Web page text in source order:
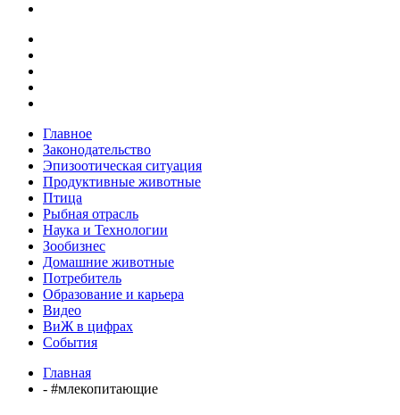
Главное
Законодательство
Эпизоотическая ситуация
Продуктивные животные
Птица
Рыбная отрасль
Наука и Технологии
Зообизнес
Домашние животные
Потребитель
Образование и карьера
Видео
ВиЖ в цифрах
События
Главная
- #млекопитающие